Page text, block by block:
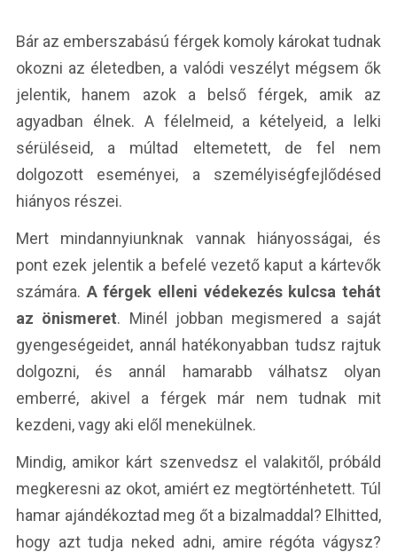
Bár az emberszabású férgek komoly károkat tudnak
okozni az életedben, a valódi veszélyt mégsem ők
jelentik, hanem azok a belső férgek, amik az
agyadban élnek. A félelmeid, a kételyeid, a lelki
sérüléseid, a múltad eltemetett, de fel nem
dolgozott eseményei, a személyiségfejlődésed
hiányos részei.
Mert mindannyiunknak vannak hiányosságai, és
pont ezek jelentik a befelé vezető kaput a kártevők
számára. A férgek elleni védekezés kulcsa tehát
az önismeret. Minél jobban megismered a saját
gyengeségeidet, annál hatékonyabban tudsz rajtuk
dolgozni, és annál hamarabb válhatsz olyan
emberré, akivel a férgek már nem tudnak mit
kezdeni, vagy aki elől menekülnek.
Mindig, amikor kárt szenvedsz el valakitől, próbáld
megkeresni az okot, amiért ez megtörténhetett. Túl
hamar ajándékoztad meg őt a bizalmaddal? Elhitted,
hogy azt tudja neked adni, amire régóta vágysz?